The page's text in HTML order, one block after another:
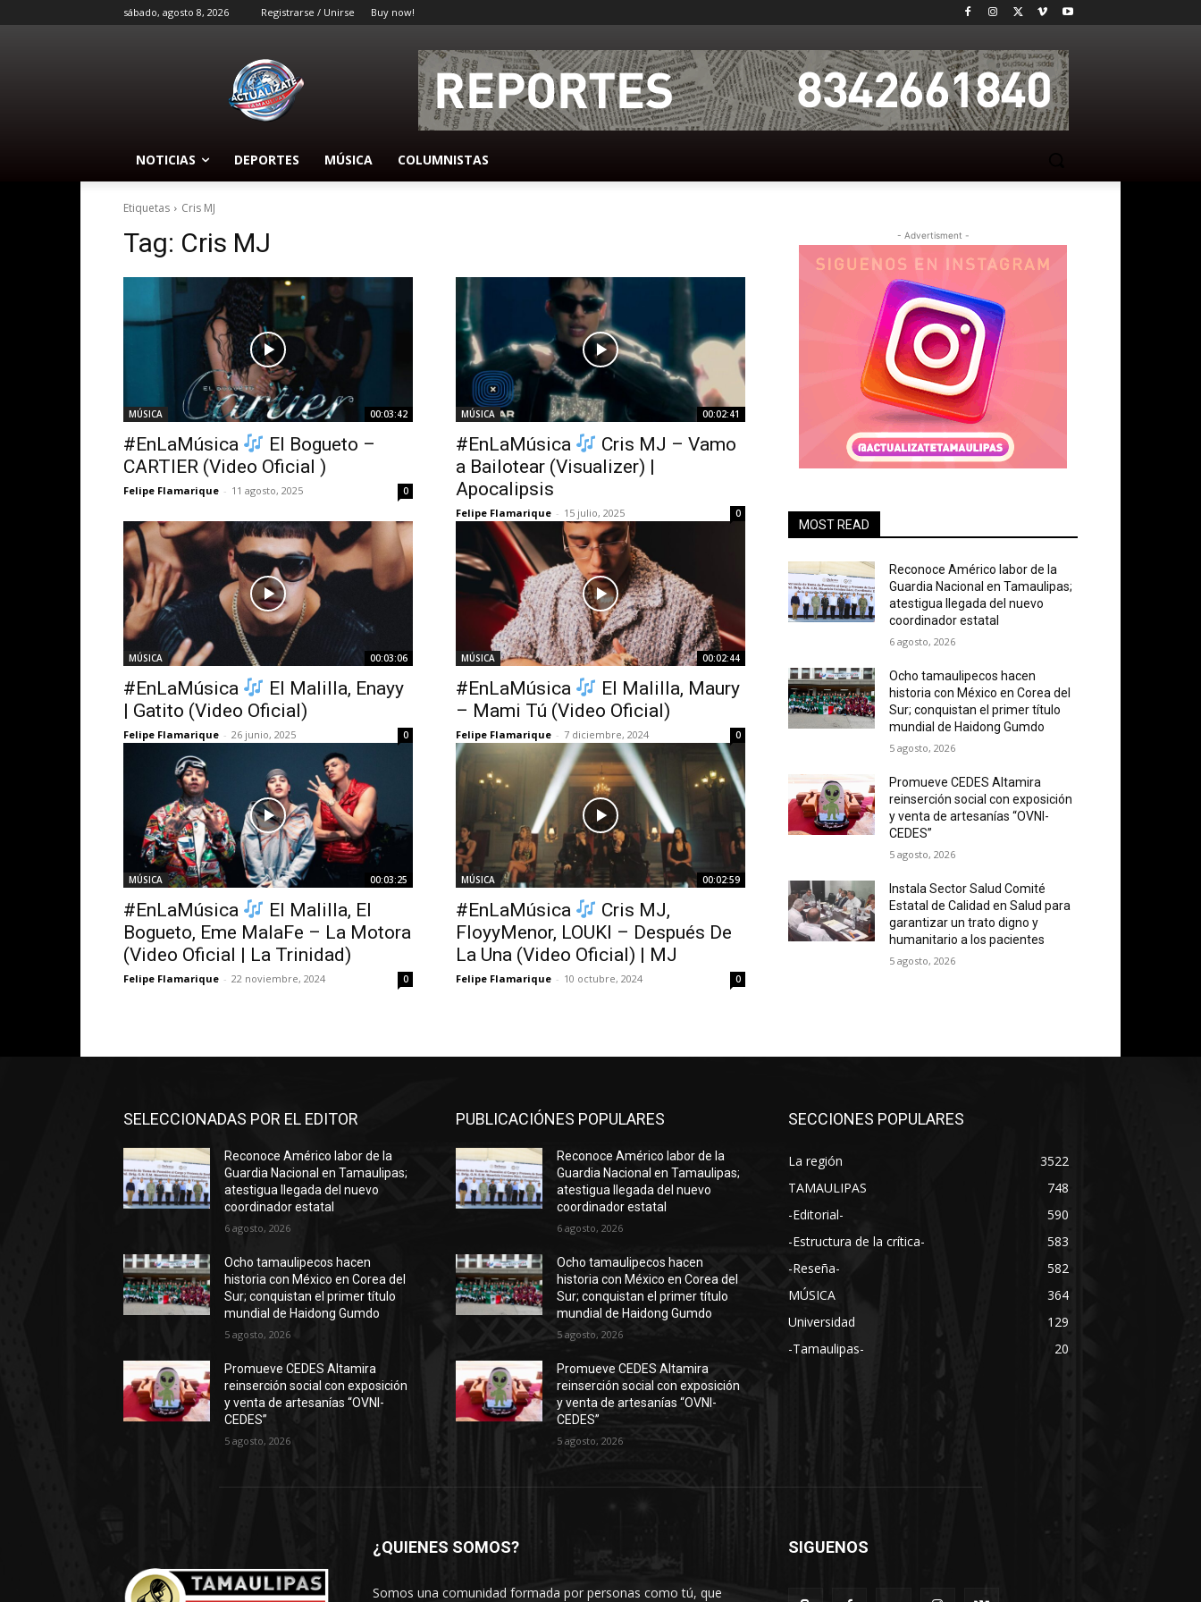
sábado, agosto 8, 2026 Registrarse / Unirse Buy now!
NOTICIAS DEPORTES MÚSICA COLUMNISTAS
Etiquetas Cris MJ
Tag: Cris MJ
MÚSICA 00:03:42
#EnLaMúsica
El Bogueto –
CARTIER (Video Oficial )
Felipe Flamarique - 11 agosto, 2025 0
MÚSICA 00:02:41
#EnLaMúsica
Cris MJ – Vamo
a Bailotear (Visualizer) |
Apocalipsis
Felipe Flamarique - 15 julio, 2025 0
MÚSICA 00:03:06
#EnLaMúsica
El Malilla, Enayy
| Gatito (Video Oficial)
Felipe Flamarique - 26 junio, 2025 0
MÚSICA 00:02:44
#EnLaMúsica
El Malilla, Maury
– Mami Tú (Video Oficial)
Felipe Flamarique - 7 diciembre, 2024 0
MÚSICA 00:03:25
#EnLaMúsica
El Malilla, El
Bogueto, Eme MalaFe – La Motora
(Video Oficial | La Trinidad)
Felipe Flamarique - 22 noviembre, 2024 0
MÚSICA 00:02:59
#EnLaMúsica
Cris MJ,
FloyyMenor, LOUKI – Después De
La Una (Video Oficial) | MJ
Felipe Flamarique - 10 octubre, 2024 0
- Advertisment -
MOST READ
Reconoce Américo labor de la
Guardia Nacional en Tamaulipas;
atestigua llegada del nuevo
coordinador estatal
6 agosto, 2026
Ocho tamaulipecos hacen
historia con México en Corea del
Sur; conquistan el primer título
mundial de Haidong Gumdo
5 agosto, 2026
Promueve CEDES Altamira
reinserción social con exposición
y venta de artesanías “OVNI-
CEDES”
5 agosto, 2026
Instala Sector Salud Comité
Estatal de Calidad en Salud para
garantizar un trato digno y
humanitario a los pacientes
5 agosto, 2026
SELECCIONADAS POR EL EDITOR
Reconoce Américo labor de la
Guardia Nacional en Tamaulipas;
atestigua llegada del nuevo
coordinador estatal
6 agosto, 2026
Ocho tamaulipecos hacen
historia con México en Corea del
Sur; conquistan el primer título
mundial de Haidong Gumdo
5 agosto, 2026
Promueve CEDES Altamira
reinserción social con exposición
y venta de artesanías “OVNI-
CEDES”
5 agosto, 2026
PUBLICACIÓNES POPULARES
Reconoce Américo labor de la
Guardia Nacional en Tamaulipas;
atestigua llegada del nuevo
coordinador estatal
6 agosto, 2026
Ocho tamaulipecos hacen
historia con México en Corea del
Sur; conquistan el primer título
mundial de Haidong Gumdo
5 agosto, 2026
Promueve CEDES Altamira
reinserción social con exposición
y venta de artesanías “OVNI-
CEDES”
5 agosto, 2026
SECCIONES POPULARES
La región
3522
TAMAULIPAS
748
-Editorial-
590
-Estructura de la crítica-
583
-Reseña-
582
MÚSICA
364
Universidad
129
-Tamaulipas-
20
¿QUIENES SOMOS?
Somos una comunidad formada por personas como tú, que
SIGUENOS